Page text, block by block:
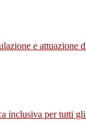
e attuazione
inclusiva per tutti